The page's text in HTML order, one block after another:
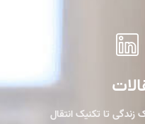
تا تکنیک انتقال